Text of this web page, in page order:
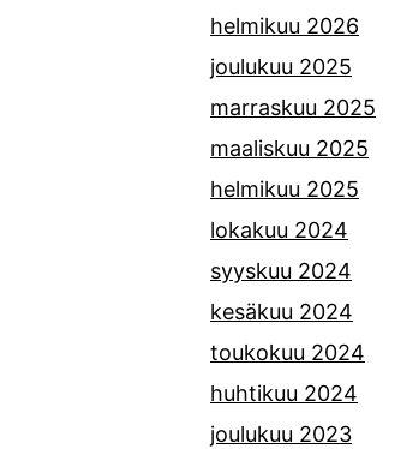
helmikuu 2026
joulukuu 2025
marraskuu 2025
maaliskuu 2025
helmikuu 2025
lokakuu 2024
syyskuu 2024
kesäkuu 2024
toukokuu 2024
huhtikuu 2024
joulukuu 2023